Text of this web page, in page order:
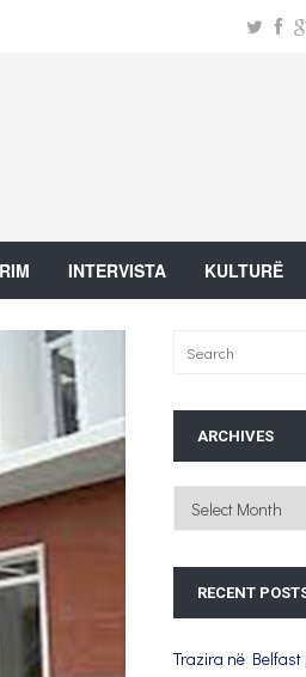
INTERVISTA KULTURË
ARCHIVES
Archives
RECENT
Trazira në Belfast